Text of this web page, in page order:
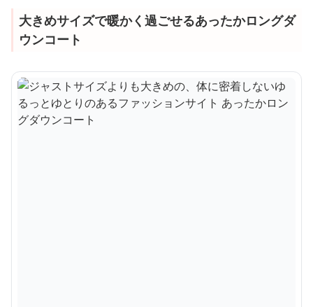
大きめサイズで暖かく過ごせるあったかロングダ
ウンコート